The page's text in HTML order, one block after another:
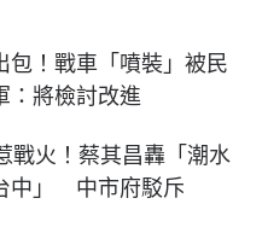
包！戰車「噴裝」被民
將檢討改進
戰火！蔡其昌轟「潮水
中」 中市府駁斥